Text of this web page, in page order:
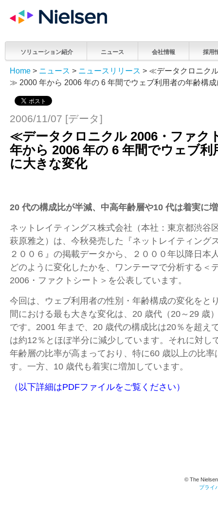
ソリューション紹介 ニュース 会社情報 採用
Home > ニュース > ニュースリリース > ≪データクロニク
≫ 2000 年から 2006 年の 6 年間でウェブ利用者の年齢構
2006/11/07 [データ]
≪データクロニクル 2006・ファク
年から 2006 年の 6 年間でウェブ利
に大きな変化
20 代の構成比が半減、中高年齢層や10 代は着実に
ネットレイティングス株式会社（本社：東京都渋谷
萩原雅之）は、今秋発売した『ネットレイティング
２００６』の掲載データから、２０００年以降日本
どのように変化したかを、ワンテーマで分析する＜
2006・ファクトシート＞を公表しています。
今回は、ウェブ利用者の性別・年齢構成の変化をと
間における最も大きな変化は、20 歳代（20～29 歳
です。2001 年まで、20 歳代の構成比は20％を超え
は約12％とほぼ半分に減少しています。それに対し
年齢層の比率が高まっており、特に60 歳以上の比
す。一方、10 歳代も着実に増加しています。
（以下詳細はPDFファイルをご覧ください）
© The
プライ